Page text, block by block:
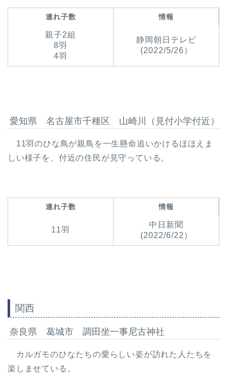
連れ子数 情報
親子2組
8羽
4羽
静岡朝日テレビ
(2022/5/26）
愛知県 名古屋市千種区 山崎川（見付小学付近）
11羽のひな鳥が親鳥を一生懸命追いかけるほほえま
しい様子を、付近の住民が見守っている。
連れ子数 情報
11羽
中日新聞
(2022/6/22）
関西
奈良県 葛城市 調田坐一事尼古神社
カルガモのひなたちの愛らしい姿が訪れた人たちを
楽しませている。